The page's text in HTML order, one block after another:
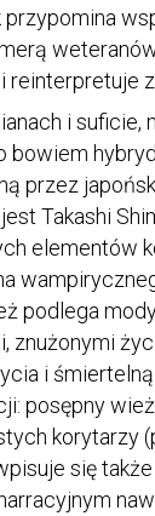
i suficie,
przez
Takashi
elementów
podlega
i
posępny
korytarzy
się także